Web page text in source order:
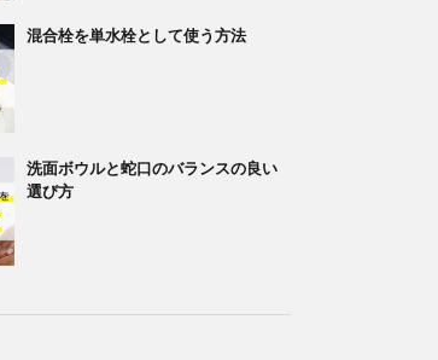
混合栓を単水栓として使う方法
洗面ボウルと蛇口のバランスの良い
選び方